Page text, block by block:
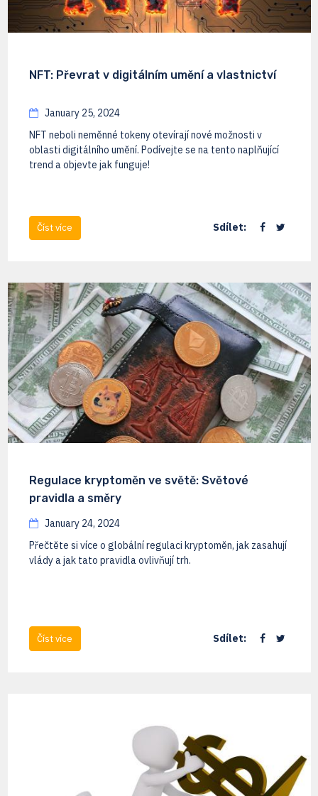
NFT: Převrat v digitálním umění a vlastnictví
January 25, 2024
NFT neboli neměnné tokeny otevírají nové možnosti v
oblasti digitálního umění. Podívejte se na tento naplňující
trend a objevte jak funguje!
Číst více Sdílet:
Regulace kryptoměn ve světě: Světové
pravidla a směry
January 24, 2024
Přečtěte si více o globální regulaci kryptoměn, jak zasahují
vlády a jak tato pravidla ovlivňují trh.
Číst více Sdílet: